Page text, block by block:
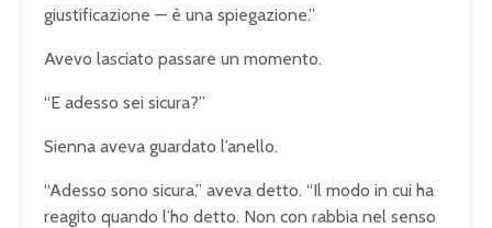
giustificazione — è una spiegazione.”
Avevo lasciato passare un momento.
“E adesso sei sicura?”
Sienna aveva guardato l’anello.
“Adesso sono sicura,” aveva detto. “Il modo in cui ha
reagito quando l’ho detto. Non con rabbia nel senso